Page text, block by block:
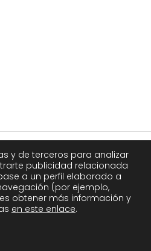
y de terceros para analizar
publicidad relacionada
a un perfil elaborado a
(por ejemplo,
obtener más información y
en este enlace.